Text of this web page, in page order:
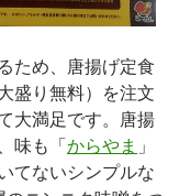
ため、唐揚げ定食
盛り無料）を注文
大満足です。唐揚
味も「からやま 」
てないシンプルな